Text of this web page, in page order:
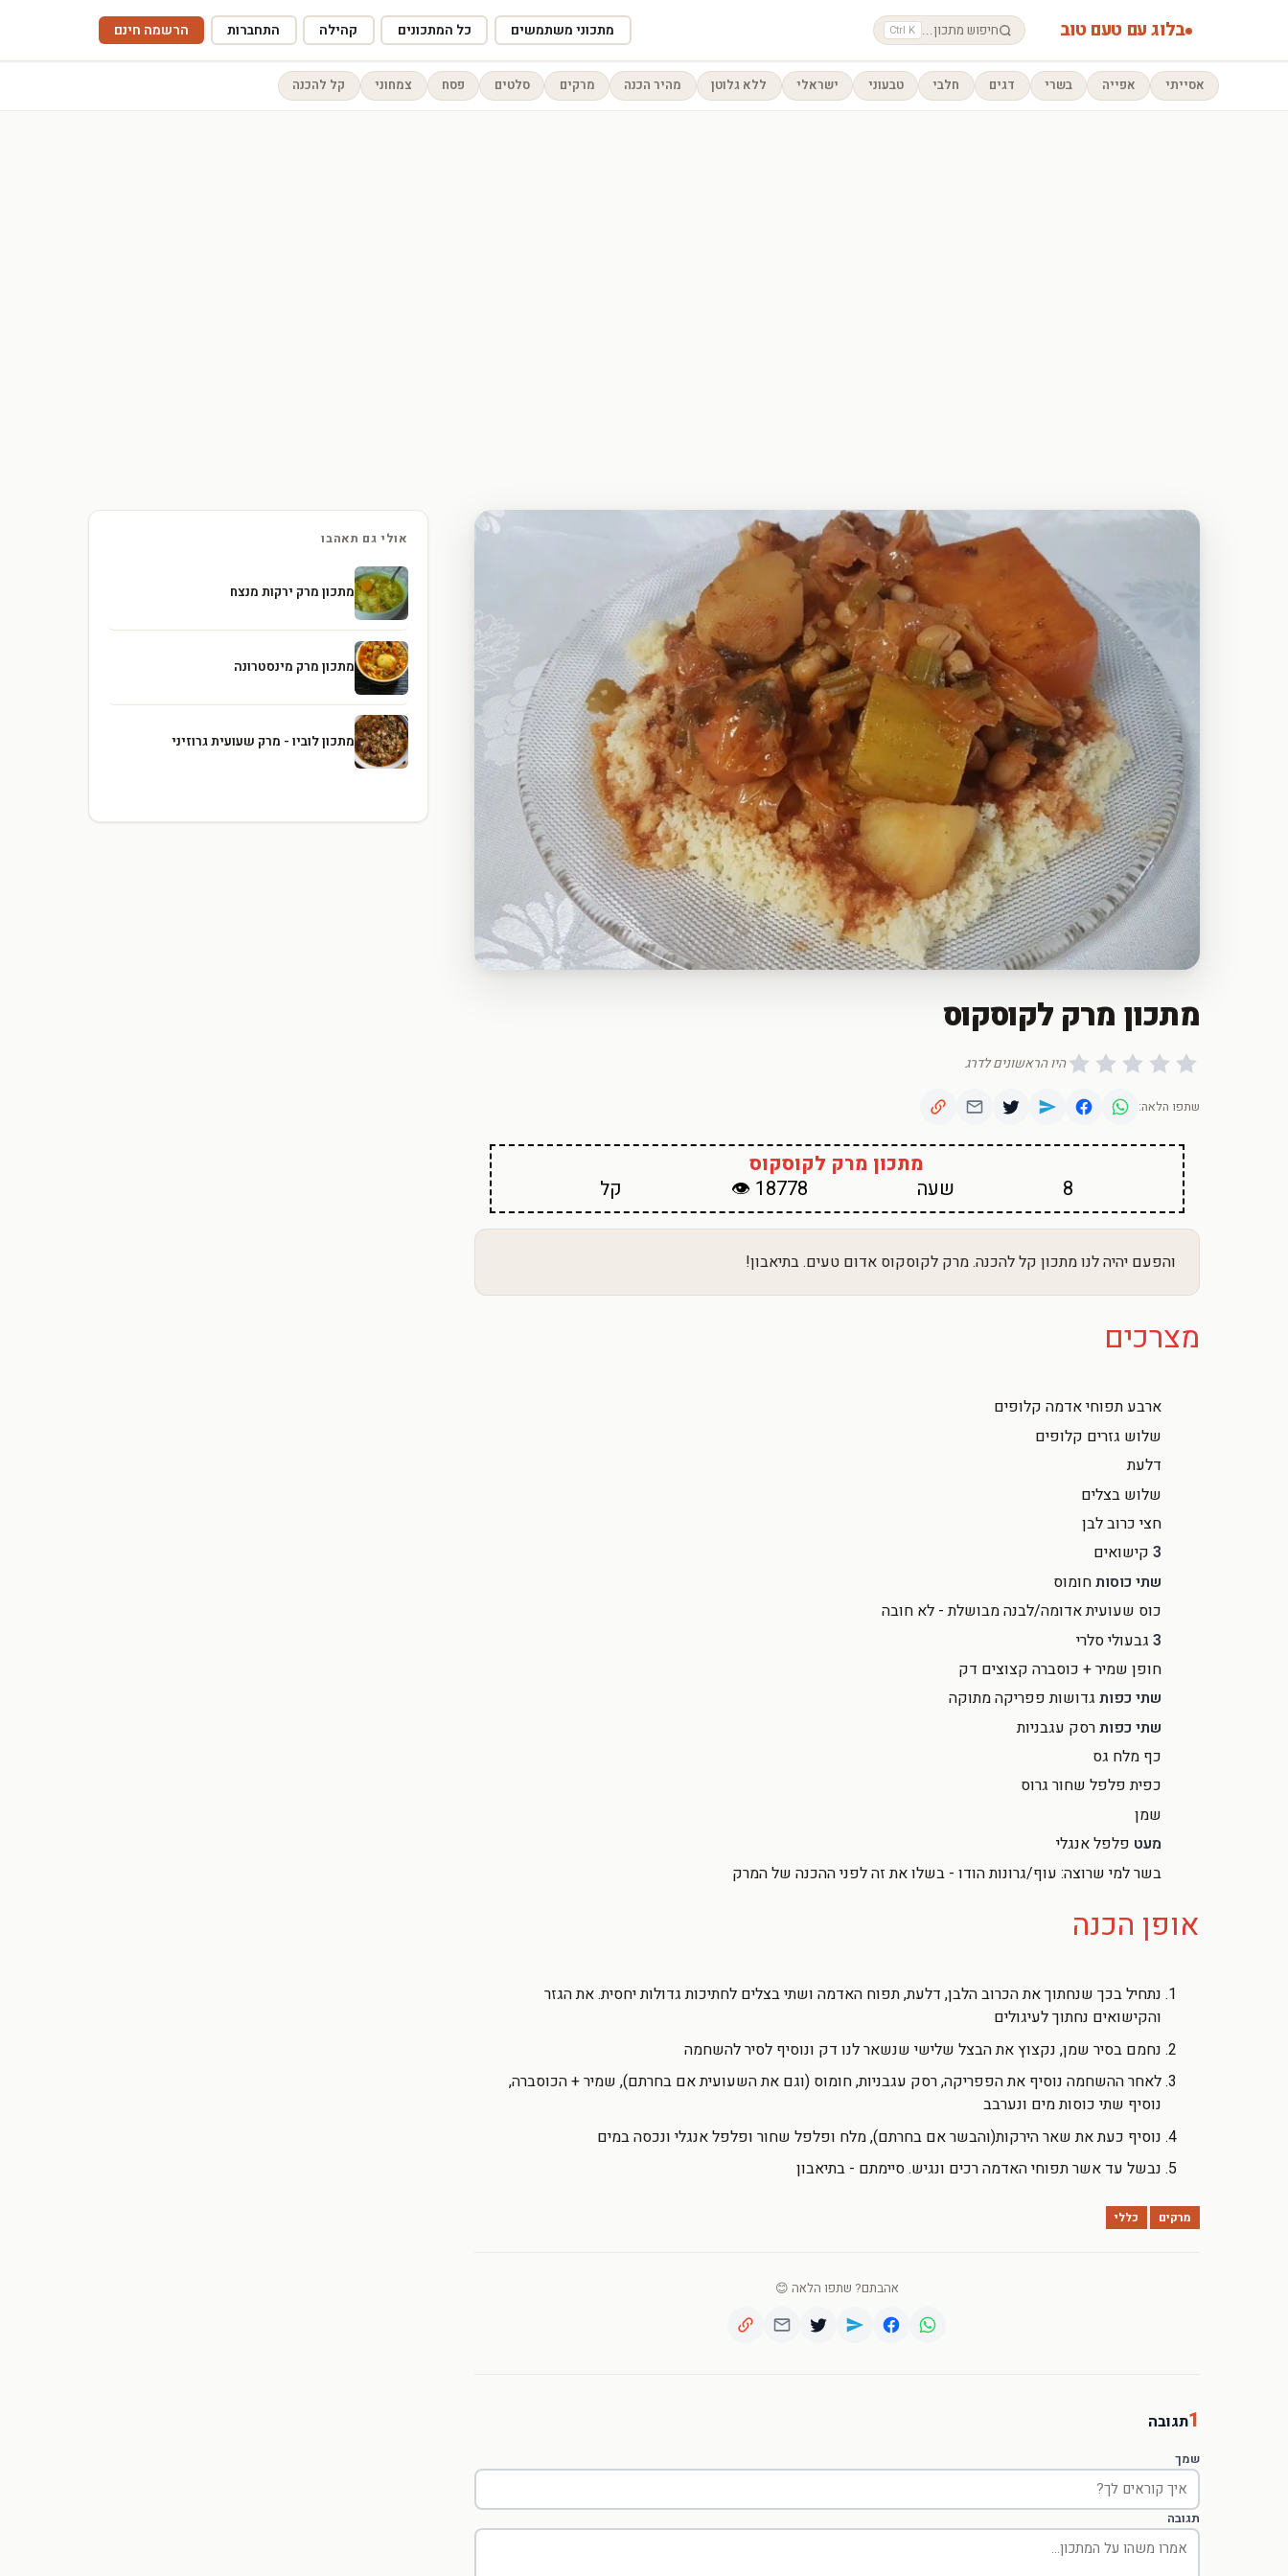
בלוג עם טעם טוב חיפוש מתכון... Ctrl K מתכוני משתמשים כל המתכונים קהילה התחברות הרשמה חינם
אסייתי אפייה בשרי דגים חלבי טבעוני ישראלי ללא גלוטן מהיר הכנה מרקים סלטים פסח צמחוני קל להכנה
מתכון מרק לקוסקוס
היו הראשונים לדרג
שתפו הלאה:
מתכון מרק לקוסקוס
8
שעה 18778 👁 קל
והפעם יהיה לנו מתכון קל להכנה. מרק לקוסקוס אדום טעים. בתיאבון!
מצרכים
ארבע תפוחי אדמה קלופים
שלוש גזרים קלופים
דלעת
שלוש בצלים
חצי כרוב לבן
3 קישואים
שתי כוסותחומוס
כוס שעועית אדומה/לבנה מבושלת - לא חובה
3 גבעולי סלרי
חופן שמיר + כוסברה קצוצים דק
שתי כפות גדושות פפריקה מתוקה
שתי כפותרסק עגבניות
כף מלח גס
כפית פלפל שחור גרוס
שמן
מעט פלפל אנגלי
בשר למי שרוצה: עוף/גרונות הודו - בשלו את זה לפני ההכנה של המרק
אופן הכנה
נתחיל בכך שנחתוך את הכרוב הלבן, דלעת, תפוח האדמה ושתי בצלים לחתיכות גדולות יחסית. את הגזר
והקישואים נחתוך לעיגולים
נחמם בסיר שמן, נקצוץ את הבצל שלישי שנשאר לנו דק ונוסיף לסיר להשחמה
לאחר ההשחמה נוסיף את הפפריקה, רסק עגבניות, חומוס (וגם את השעועית אם בחרתם), שמיר + הכוסברה,
נוסיף שתי כוסות מים ונערבב
נוסיף כעת את שאר הירקות(והבשר אם בחרתם), מלח ופלפל שחור ופלפל אנגלי ונכסה במים
נבשל עד אשר תפוחי האדמה רכים ונגיש. סיימתם - בתיאבון
מרקים כללי
אהבתם? שתפו הלאה 😊
1תגובה
שמך
תגובה
אולי גם תאהבו
מתכון מרק ירקות מנצח
מתכון מרק מינסטרונה
מתכון לוביו - מרק שעועית גרוזיני